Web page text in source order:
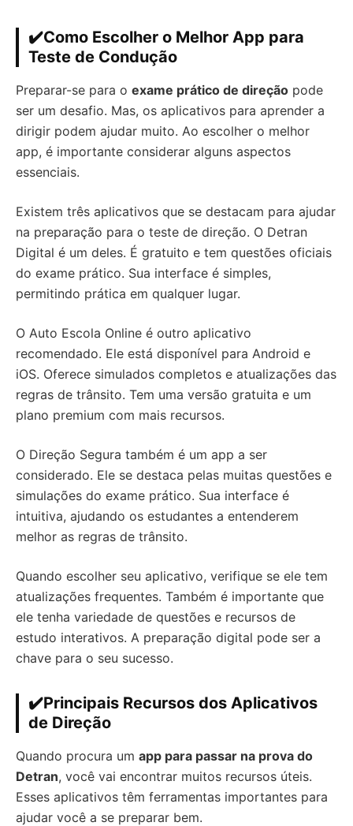
✔️Como Escolher o Melhor App para
Teste de Condução
Preparar-se para o exame prático de direção pode
ser um desafio. Mas, os aplicativos para aprender a
dirigir podem ajudar muito. Ao escolher o melhor
app, é importante considerar alguns aspectos
essenciais.
Existem três aplicativos que se destacam para ajudar
na preparação para o teste de direção. O Detran
Digital é um deles. É gratuito e tem questões oficiais
do exame prático. Sua interface é simples,
permitindo prática em qualquer lugar.
O Auto Escola Online é outro aplicativo
recomendado. Ele está disponível para Android e
iOS. Oferece simulados completos e atualizações das
regras de trânsito. Tem uma versão gratuita e um
plano premium com mais recursos.
O Direção Segura também é um app a ser
considerado. Ele se destaca pelas muitas questões e
simulações do exame prático. Sua interface é
intuitiva, ajudando os estudantes a entenderem
melhor as regras de trânsito.
Quando escolher seu aplicativo, verifique se ele tem
atualizações frequentes. Também é importante que
ele tenha variedade de questões e recursos de
estudo interativos. A preparação digital pode ser a
chave para o seu sucesso.
✔️Principais Recursos dos Aplicativos
de Direção
Quando procura um app para passar na prova do
Detran, você vai encontrar muitos recursos úteis.
Esses aplicativos têm ferramentas importantes para
ajudar você a se preparar bem.